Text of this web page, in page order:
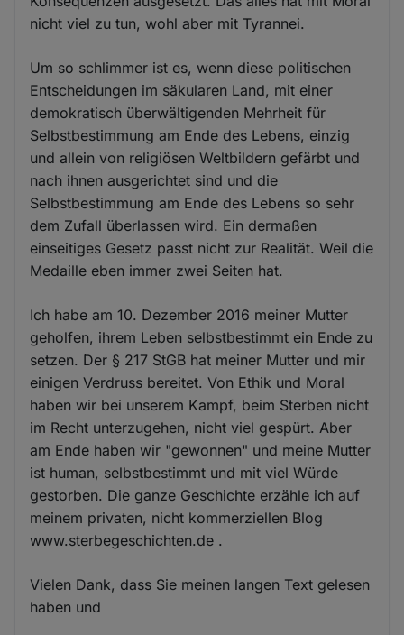
nicht viel zu tun, wohl aber mit Tyrannei.
Um so schlimmer ist es, wenn diese politischen
Entscheidungen im säkularen Land, mit einer
demokratisch überwältigenden Mehrheit für
Selbstbestimmung am Ende des Lebens, einzig
und allein von religiösen Weltbildern gefärbt und
nach ihnen ausgerichtet sind und die
Selbstbestimmung am Ende des Lebens so sehr
dem Zufall überlassen wird. Ein dermaßen
einseitiges Gesetz passt nicht zur Realität. Weil die
Medaille eben immer zwei Seiten hat.
Ich habe am 10. Dezember 2016 meiner Mutter
geholfen, ihrem Leben selbstbestimmt ein Ende zu
setzen. Der § 217 StGB hat meiner Mutter und mir
einigen Verdruss bereitet. Von Ethik und Moral
haben wir bei unserem Kampf, beim Sterben nicht
im Recht unterzugehen, nicht viel gespürt. Aber
am Ende haben wir "gewonnen" und meine Mutter
ist human, selbstbestimmt und mit viel Würde
gestorben. Die ganze Geschichte erzähle ich auf
meinem privaten, nicht kommerziellen Blog
www.sterbegeschichten.de .
Vielen Dank, dass Sie meinen langen Text gelesen
haben und